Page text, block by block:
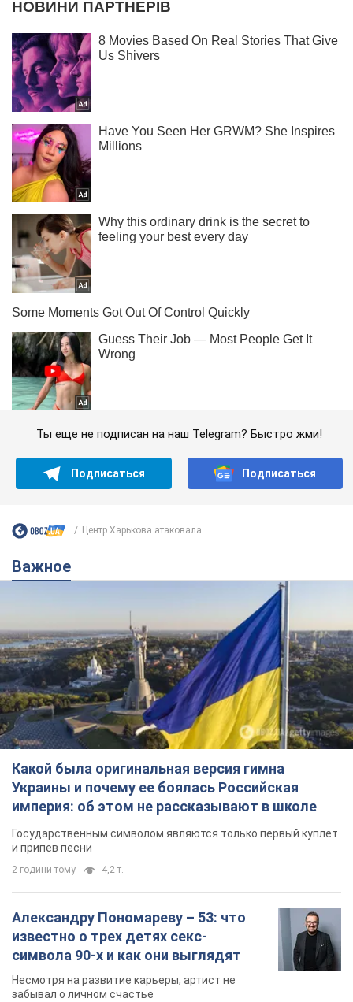
Ты еще не подписан на наш Telegram? Быстро жми!
Подписаться Подписаться
Центр Харькова атаковала...
Важное
Какой была оригинальная версия гимна
Украины и почему ее боялась Российская
империя: об этом не рассказывают в школе
Государственным символом являются только первый куплет
и припев песни
2 години тому 4,2 т.
Александру Пономареву – 53: что
известно о трех детях секс-
символа 90-х и как они выглядят
Несмотря на развитие карьеры, артист не
забывал о личном счастье